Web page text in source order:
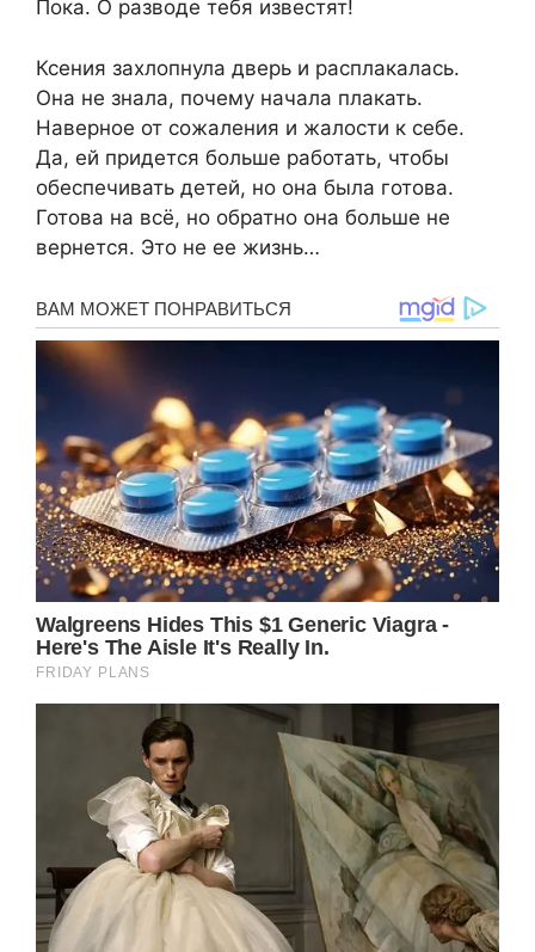
Пока. О разводе тебя известят!
Ксения захлопнула дверь и расплакалась.
Она не знала, почему начала плакать.
Наверное от сожаления и жалости к себе.
Да, ей придется больше работать, чтобы
обеспечивать детей, но она была готова.
Готова на всё, но обратно она больше не
вернется. Это не ее жизнь…